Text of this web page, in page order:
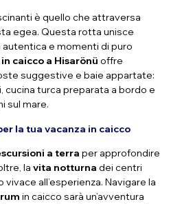
è quello che attraversa
egea. Questa rotta unisce
e momenti di puro
caicco a Hisarönü offre
suggestive e baie appartate:
cucina turca preparata a bordo e
sul mare.
la tua vacanza in caicco
a terra per approfondire
la vita notturna dei centri
all’esperienza. Navigare la
in caicco sarà un’avventura